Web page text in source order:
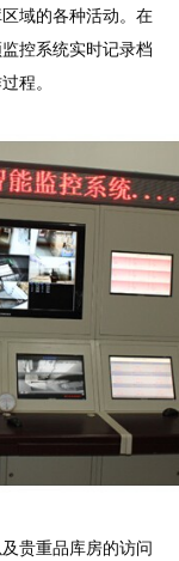
域的各种活动。在
控系统实时记录档
程。
贵重品库房的访问